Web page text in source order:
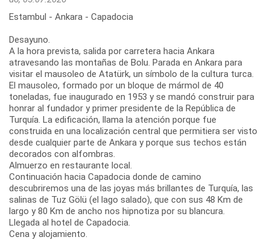
Estambul - Ankara - Capadocia
Desayuno.
A la hora prevista, salida por carretera hacia Ankara
atravesando las montañas de Bolu. Parada en Ankara para
visitar el mausoleo de Atatürk, un símbolo de la cultura turca.
El mausoleo, formado por un bloque de mármol de 40
toneladas, fue inaugurado en 1953 y se mandó construir para
honrar al fundador y primer presidente de la República de
Turquía. La edificación, llama la atención porque fue
construida en una localización central que permitiera ser visto
desde cualquier parte de Ankara y porque sus techos están
decorados con alfombras.
Almuerzo en restaurante local.
Continuación hacia Capadocia donde de camino
descubriremos una de las joyas más brillantes de Turquía, las
salinas de Tuz Gölü (el lago salado), que con sus 48 Km de
largo y 80 Km de ancho nos hipnotiza por su blancura.
Llegada al hotel de Capadocia.
Cena y alojamiento.